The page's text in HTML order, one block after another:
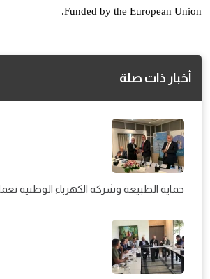
Funded by the European Union.
أخبار ذات صلة
حماية الطبيعة وشركة الكهرباء الوطنية